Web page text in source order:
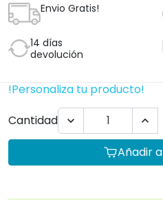
Envio Gratis!
14 días
devolución
!Personaliza tu producto!
Cantidad
 
Añadir